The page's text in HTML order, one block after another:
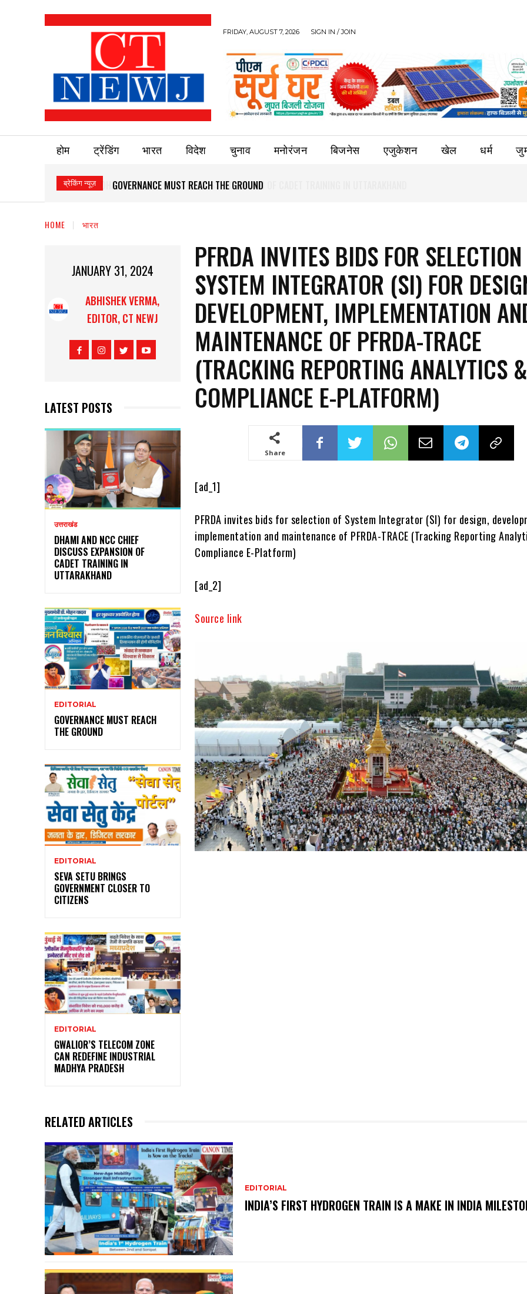
FRIDAY, AUGUST 7, 2026 SIGN IN / JOIN
होम ट्रेंडिंग भारत विदेश चुनाव मनोरंजन बिजनेस एजुकेशन खेल धर्म
ब्रेकिंग न्यूज़ GOVERNANCE MUST REACH THE GROUND
HOME भारत
JANUARY 31, 2024
ABHISHEK VERMA,
EDITOR, CT NEWJ
LATEST POSTS
उत्तराखंड
DHAMI AND NCC CHIEF
DISCUSS EXPANSION OF
CADET TRAINING IN
UTTARAKHAND
EDITORIAL
GOVERNANCE MUST REACH
THE GROUND
EDITORIAL
SEVA SETU BRINGS
GOVERNMENT CLOSER TO
CITIZENS
EDITORIAL
GWALIOR’S TELECOM ZONE
CAN REDEFINE INDUSTRIAL
MADHYA PRADESH
PFRDA INVITES BIDS FOR
SYSTEM INTEGRATOR (SI) FOR
DEVELOPMENT, IMPLEMENTATION
MAINTENANCE OF PFRDA-TRACE
(TRACKING REPORTING ANALYTICS
COMPLIANCE E-PLATFORM)
Share
[ad_1]
PFRDA invites bids for selection of System Integrator (SI) for design,
implementation and maintenance of PFRDA-TRACE (Tracking Reporting
Compliance E-Platform)
[ad_2]
Source link
RELATED ARTICLES
EDITORIAL
INDIA’S FIRST HYDROGEN TRAIN IS A MAKE IN INDIA